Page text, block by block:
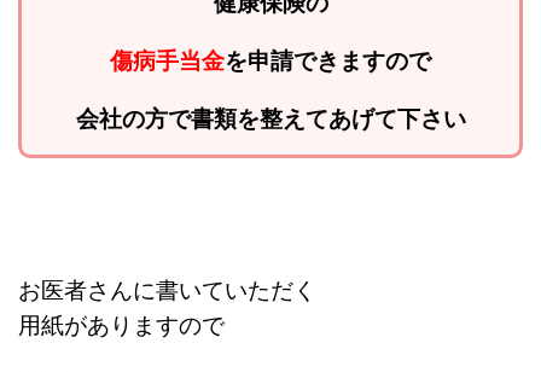
傷病手当金を申請できますので
会社の方で書類を整えてあげて下さい
お医者さんに書いていただく
用紙がありますので